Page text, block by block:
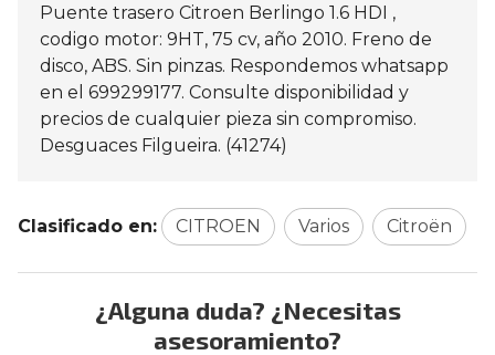
Puente trasero Citroen Berlingo 1.6 HDI ,
codigo motor: 9HT, 75 cv, año 2010. Freno de
disco, ABS. Sin pinzas. Respondemos whatsapp
en el 699299177. Consulte disponibilidad y
precios de cualquier pieza sin compromiso.
Desguaces Filgueira. (41274)
Clasificado en: CITROEN Varios Citroën
¿Alguna duda? ¿Necesitas
asesoramiento?